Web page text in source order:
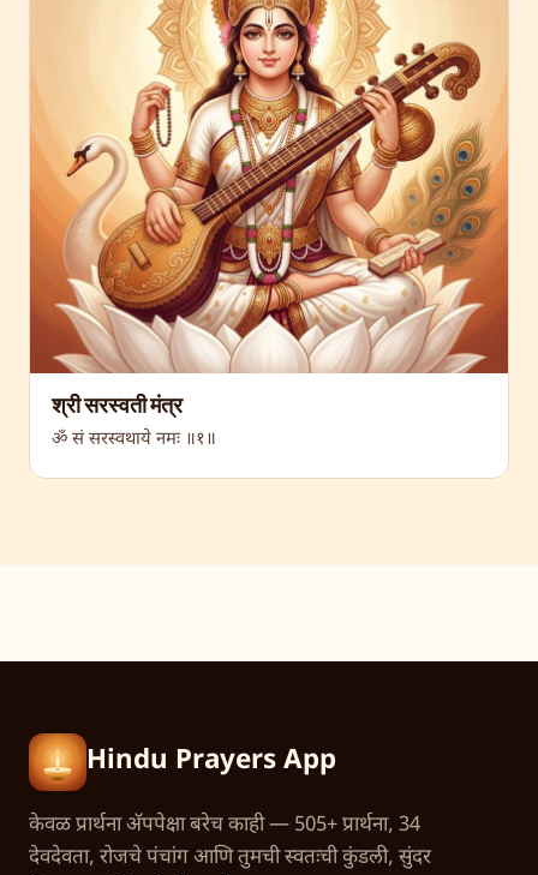
श्री सरस्वती मंत्र
ॐ सं सरस्वथाये नमः ॥१॥
Hindu Prayers App
केवळ प्रार्थना अ‍ॅपपेक्षा बरेच काही — 505+ प्रार्थना, 34
देवदेवता, रोजचे पंचांग आणि तुमची स्वतःची कुंडली, सुंदर